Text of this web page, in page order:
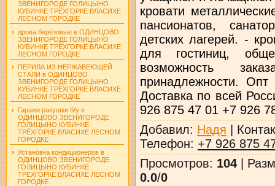
ЗВЕНИГОРОДЕ ГОЛИЦЫНО
КУБИНКЕ ТРЁХГОРКЕ ВЛАСИХЕ
ЛЕСНОМ ГОРОДКЕ
дрова берёзовые в ОДИНЦОВО
ЗВЕНИГОРОДЕ ГОЛИЦЫНО
КУБИНКЕ ТРЁХГОРКЕ ВЛАСИХЕ
ЛЕСНОМ ГОРОДКЕ
ПЕРИЛА ИЗ НЕРЖАВЕЮЩЕЙ
СТАЛИ в ОДИНЦОВО
ЗВЕНИГОРОДЕ ГОЛИЦЫНО
КУБИНКЕ ТРЁХГОРКЕ ВЛАСИХЕ
ЛЕСНОМ ГОРОДКЕ
Гаражи ракушки б/у в
ОДИНЦОВО ЗВЕНИГОРОДЕ
ГОЛИЦЫНО КУБИНКЕ
ТРЁХГОРКЕ ВЛАСИХЕ ЛЕСНОМ
ГОРОДКЕ
Установка кондиционеров в
ОДИНЦОВО ЗВЕНИГОРОДЕ
ГОЛИЦЫНО КУБИНКЕ
ТРЁХГОРКЕ ВЛАСИХЕ ЛЕСНОМ
ГОРОДКЕ
кровати
пансионатов,
детских лагерей. -
для гостиниц,
возможность
принадлежности.
Доставка по всей
926 875 47 01 +7 926
Добавил: Надя |
Телефон: +7 926 875
Просмотров: 104|
0.0/0